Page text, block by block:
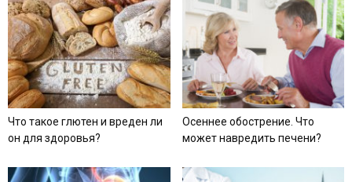
Что такое глютен и вреден ли
он для здоровья?
Осеннее обострение. Что
может навредить печени?